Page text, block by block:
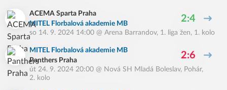
ACEMA Sparta Praha
MITEL Florbalová akademie MB
2:4
so 14. 9. 2024 14:00 @ Arena Barrandov, 1. liga žen, 1. kolo
MITEL Florbalová akademie MB
Panthers Praha
2:6
út 24. 9. 2024 20:00 @ Nová SH Mladá Boleslav, Pohár,
2. kolo